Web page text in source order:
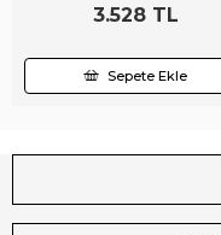
3.528 TL
Sepete Ekle